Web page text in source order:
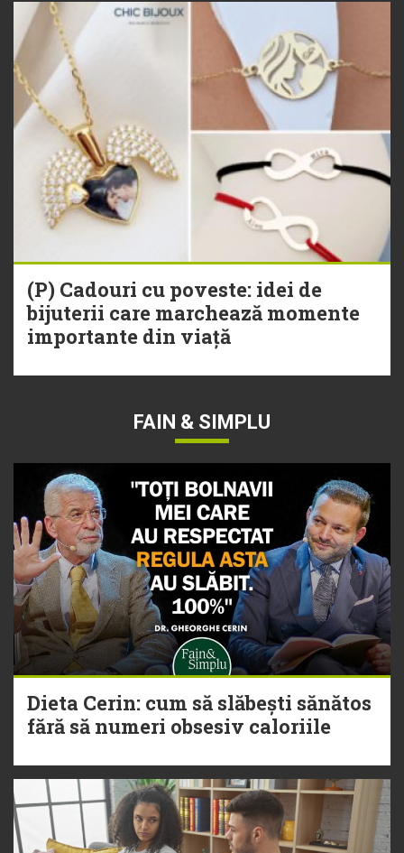
(P) Cadouri cu poveste: idei de
bijuterii care marchează momente
importante din viață
FAIN & SIMPLU
Dieta Cerin: cum să slăbești sănătos
fără să numeri obsesiv caloriile